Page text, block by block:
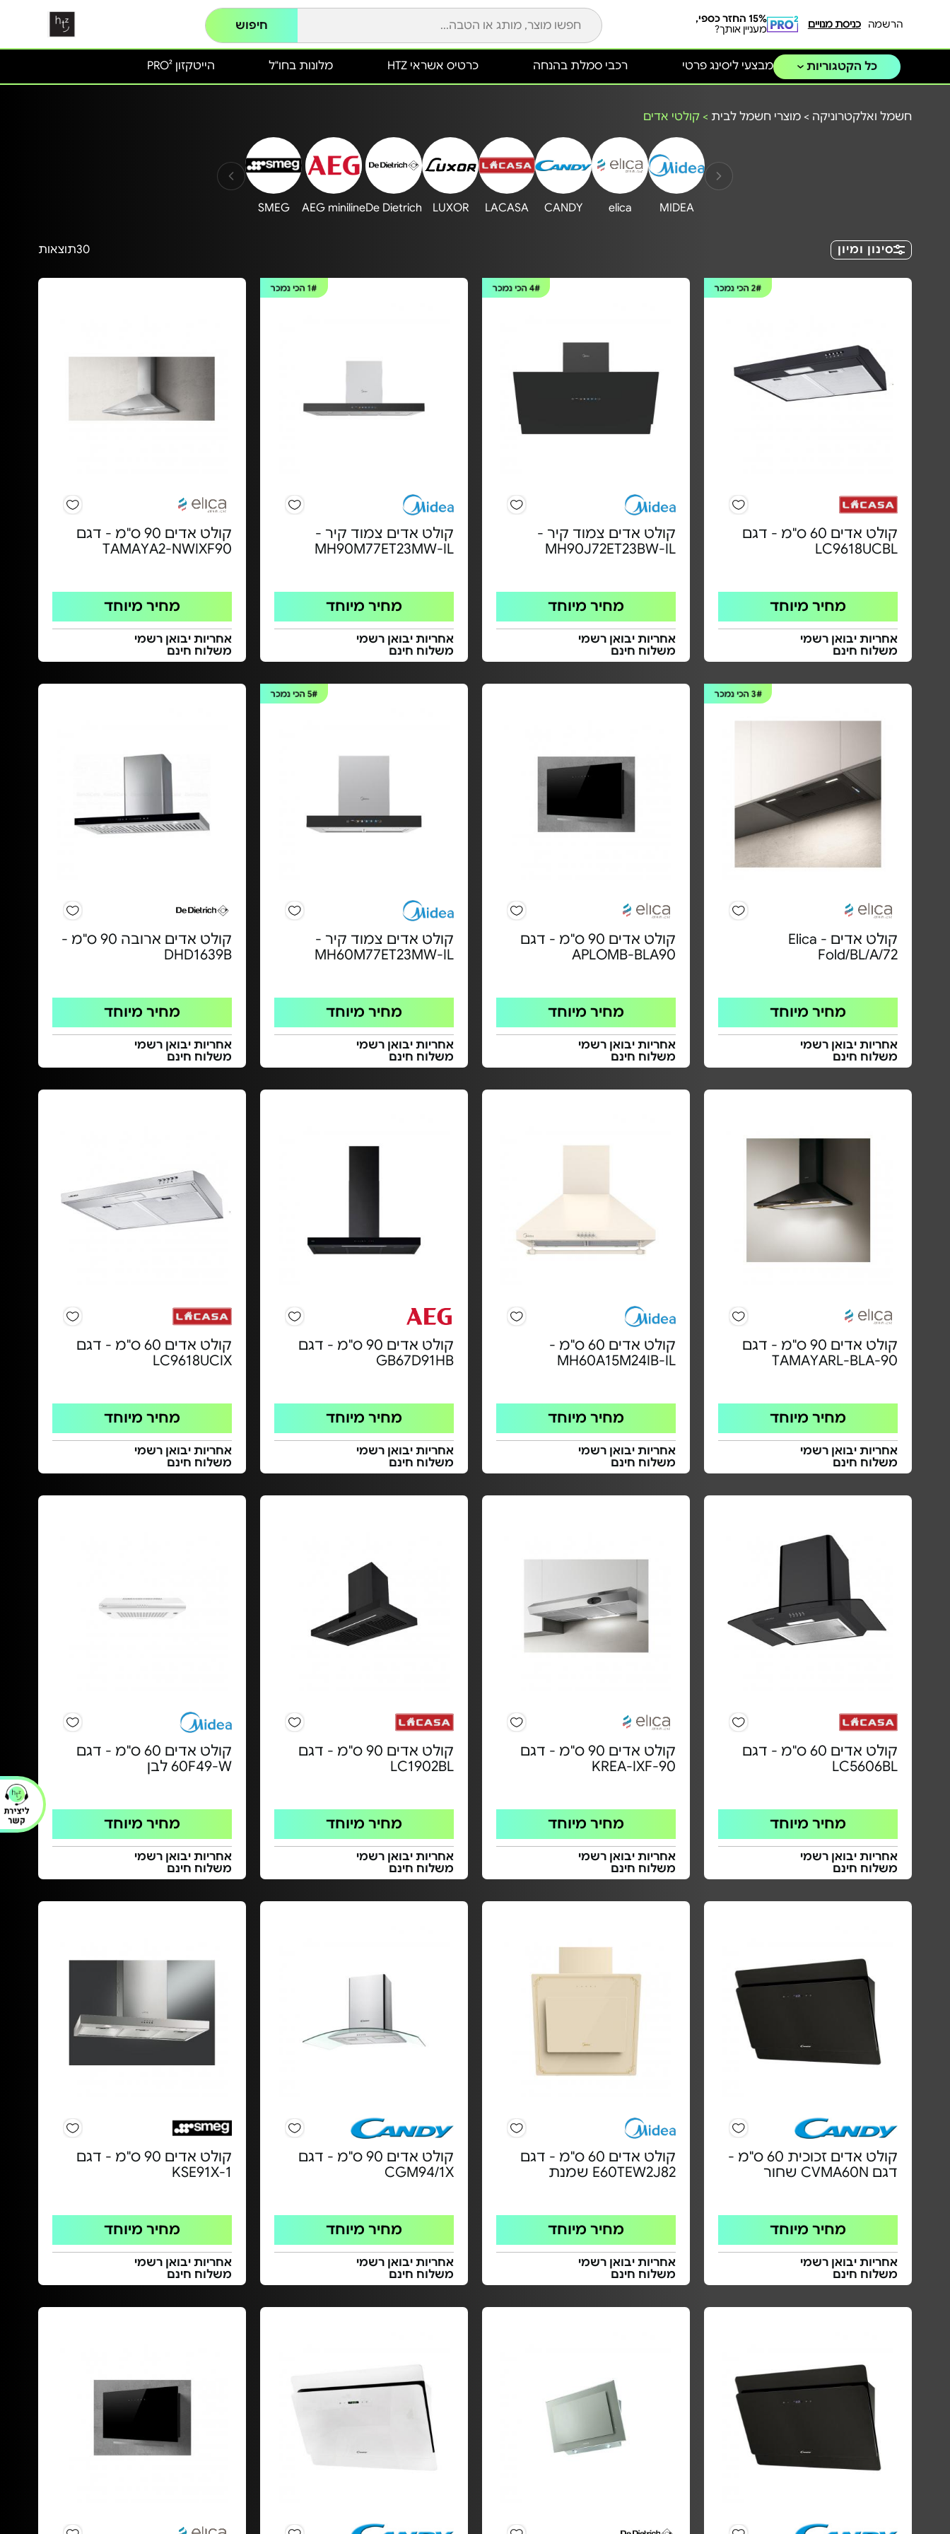
הרשמה כניסת מנויים
15% החזר כספי,
מעניין אותך?
חיפוש
כל הקטגוריות הייטקזון PRO² מלונות בחו"ל כרטיס אשראי HTZ מבצעי ליסינג פרטי רכבי סמלת בהנחה
חשמל ואלקטרוניקה > מוצרי חשמל לבית > קולטי אדים
MIDEA
elica
CANDY
LACASA
LUXOR
De Dietrich
AEG miniline
SMEG
סינון ומיון 30תוצאות
2#הכי נמכר
קולט אדים 60 ס"מ - דגם
LC9618UCBL
מחיר מיוחד
אחריות יבואן רשמי
משלוח חינם
4#הכי נמכר
קולט אדים צמוד קיר -
MH90J72ET23BW-IL
מחיר מיוחד
אחריות יבואן רשמי
משלוח חינם
1#הכי נמכר
קולט אדים צמוד קיר -
MH90M77ET23MW-IL
מחיר מיוחד
אחריות יבואן רשמי
משלוח חינם
קולט אדים 90 ס"מ - דגם
TAMAYA2-NWIXF90
מחיר מיוחד
אחריות יבואן רשמי
משלוח חינם
3#הכי נמכר
קולט אדים Elica -
Fold/BL/A/72
מחיר מיוחד
אחריות יבואן רשמי
משלוח חינם
קולט אדים 90 ס"מ - דגם
APLOMB-BLA90
מחיר מיוחד
אחריות יבואן רשמי
משלוח חינם
5#הכי נמכר
קולט אדים צמוד קיר -
MH60M77ET23MW-IL
מחיר מיוחד
אחריות יבואן רשמי
משלוח חינם
קולט אדים ארובה 90 ס"מ -
DHD1639B
מחיר מיוחד
אחריות יבואן רשמי
משלוח חינם
קולט אדים 90 ס"מ - דגם
TAMAYARL-BLA-90
מחיר מיוחד
אחריות יבואן רשמי
משלוח חינם
קולט אדים 60 ס"מ -
MH60A15M24IB-IL
מחיר מיוחד
אחריות יבואן רשמי
משלוח חינם
קולט אדים 90 ס"מ - דגם
GB67D91HB
מחיר מיוחד
אחריות יבואן רשמי
משלוח חינם
קולט אדים 60 ס"מ - דגם
LC9618UCIX
מחיר מיוחד
אחריות יבואן רשמי
משלוח חינם
קולט אדים 60 ס"מ - דגם
LC5606BL
מחיר מיוחד
אחריות יבואן רשמי
משלוח חינם
קולט אדים 90 ס"מ - דגם
KREA-IXF-90
מחיר מיוחד
אחריות יבואן רשמי
משלוח חינם
קולט אדים 90 ס"מ - דגם
LC1902BL
מחיר מיוחד
אחריות יבואן רשמי
משלוח חינם
קולט אדים 60 ס"מ - דגם
60F49-W לבן
מחיר מיוחד
אחריות יבואן רשמי
משלוח חינם
קולט אדים זכוכית 60 ס"מ -
דגם CVMA60N שחור
מחיר מיוחד
אחריות יבואן רשמי
משלוח חינם
קולט אדים 60 ס"מ - דגם
E60TEW2J82 שמנת
מחיר מיוחד
אחריות יבואן רשמי
משלוח חינם
קולט אדים 90 ס"מ - דגם
CGM94/1X
מחיר מיוחד
אחריות יבואן רשמי
משלוח חינם
קולט אדים 90 ס"מ - דגם
KSE91X-1
מחיר מיוחד
אחריות יבואן רשמי
משלוח חינם